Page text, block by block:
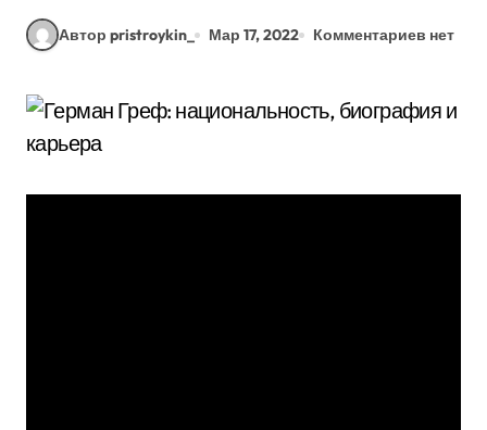
Автор pristroykin_ Мар 17, 2022 Комментариев нет